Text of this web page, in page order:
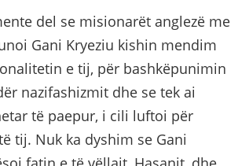
del se misionarët anglezë me
Gani Kryeziu kishin mendim
e tij, për bashkëpunimin
nazifashizmit dhe se tek ai
të paepur, i cili luftoi për
tij. Nuk ka dyshim se Gani